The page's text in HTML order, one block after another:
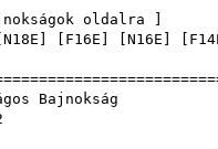
oldalra
N18E F16E N16E